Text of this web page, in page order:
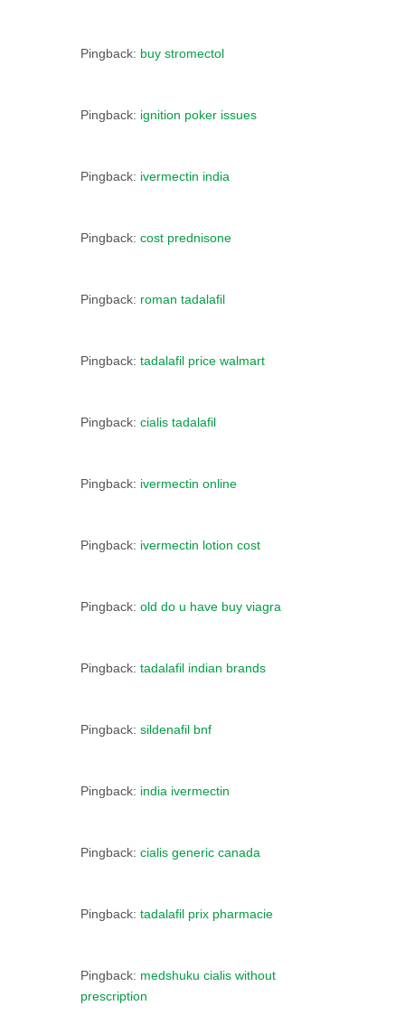
Pingback: buy stromectol
Pingback: ignition poker issues
Pingback: ivermectin india
Pingback: cost prednisone
Pingback: roman tadalafil
Pingback: tadalafil price walmart
Pingback: cialis tadalafil
Pingback: ivermectin online
Pingback: ivermectin lotion cost
Pingback: old do u have buy viagra
Pingback: tadalafil indian brands
Pingback: sildenafil bnf
Pingback: india ivermectin
Pingback: cialis generic canada
Pingback: tadalafil prix pharmacie
Pingback: medshuku cialis without
prescription